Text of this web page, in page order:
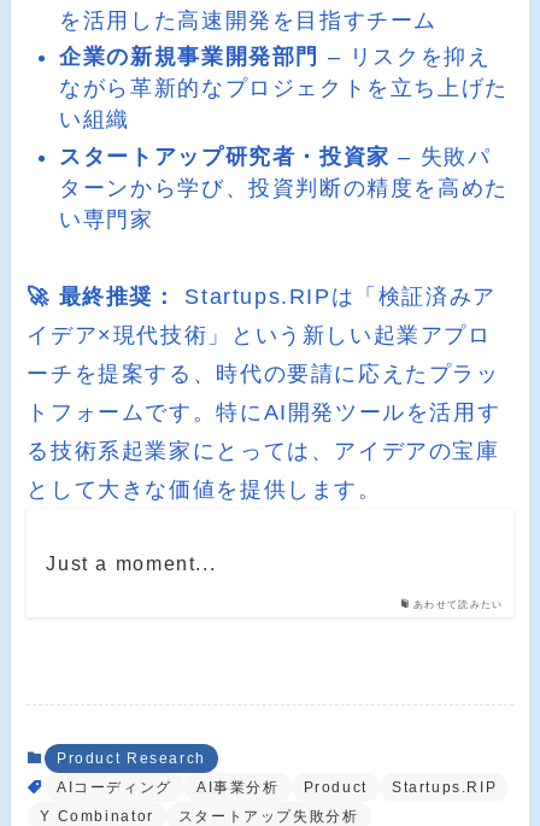
を活用した高速開発を目指すチーム
企業の新規事業開発部門 – リスクを抑え
ながら革新的なプロジェクトを立ち上げた
い組織
スタートアップ研究者・投資家 – 失敗パ
ターンから学び、投資判断の精度を高めた
い専門家
🚀 最終推奨：
Startups.RIPは「検証済みア
イデア×現代技術」という新しい起業アプロ
ーチを提案する、時代の要請に応えたプラッ
トフォームです。特にAI開発ツールを活用す
る技術系起業家にとっては、アイデアの宝庫
として大きな価値を提供します。
あわせて読みたい
Just a moment...
Product Research
AIコーディング
AI事業分析 Product
Startups.RIP
Y Combinator
スタートアップ失敗分析